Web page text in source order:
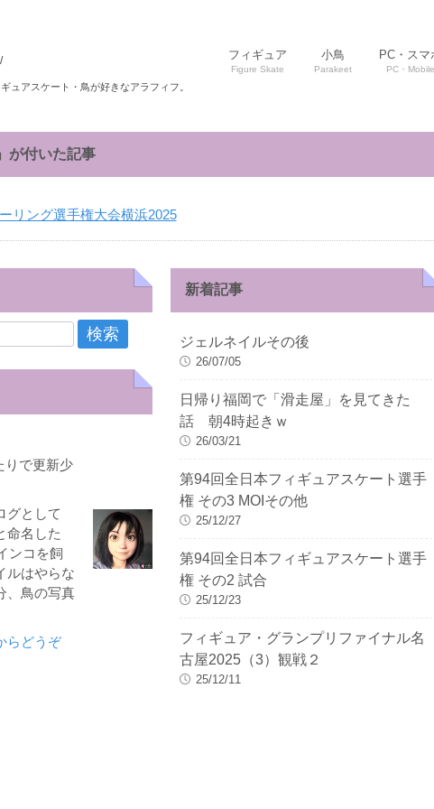
ュアスケート・鳥が好きなアラフィフ。
フィギュア
Figure Skate
小鳥
Parakeet
PC・スマ
PC・Mobile
が付いた記事
リング選手権大会横浜2025
りで更新少
グとして
命名した
ンコを飼
ルはやらな
、鳥の写真
らどうぞ
新着記事
ジェルネイルその後
26/07/05
日帰り福岡で「滑走屋」を見てきた
話 朝4時起きｗ
26/03/21
第94回全日本フィギュアスケート選手
権 その3 MOIその他
25/12/27
第94回全日本フィギュアスケート選手
権 その2 試合
25/12/23
フィギュア・グランプリファイナル名
古屋2025（3）観戦２
25/12/11